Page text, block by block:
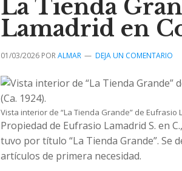
La Tienda
Lamadrid en
01/03/2026 PORALMAR DEJA UN COMENTARIO
Vista interior de “La Tienda Grande” de Eufrasio
Propiedad de Eufrasio Lamadrid S. en
tuvo por título “La Tienda Grande”. Se
artículos de primera necesidad.